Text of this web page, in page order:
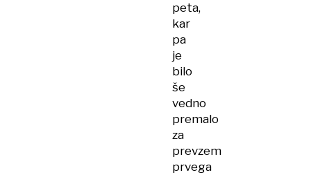
peta,
kar
pa
je
bilo
še
vedno
premalo
za
prevzem
prvega